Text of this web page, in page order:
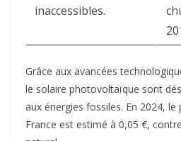
inaccessibles.
Grâce aux avancées
le solaire photovoltaïque sont
aux énergies fossiles. En 2024, le
France est estimé à 0,05 €,